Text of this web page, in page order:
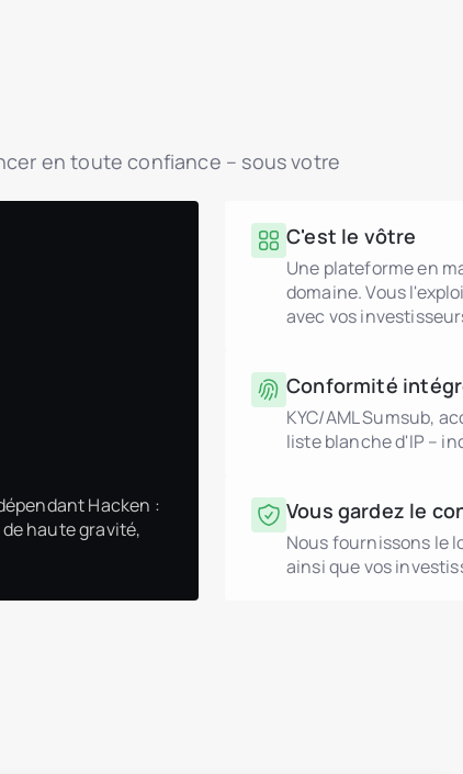
en toute confiance – sous votre
Hacken :
haute gravité,
C'est le vôtre
Une plateforme en
domaine. Vous
avec vos
Conformité
KYC/AML Sumsub,
liste blanche d'IP –
Vous gardez le
Nous fournissons le
ainsi que vos